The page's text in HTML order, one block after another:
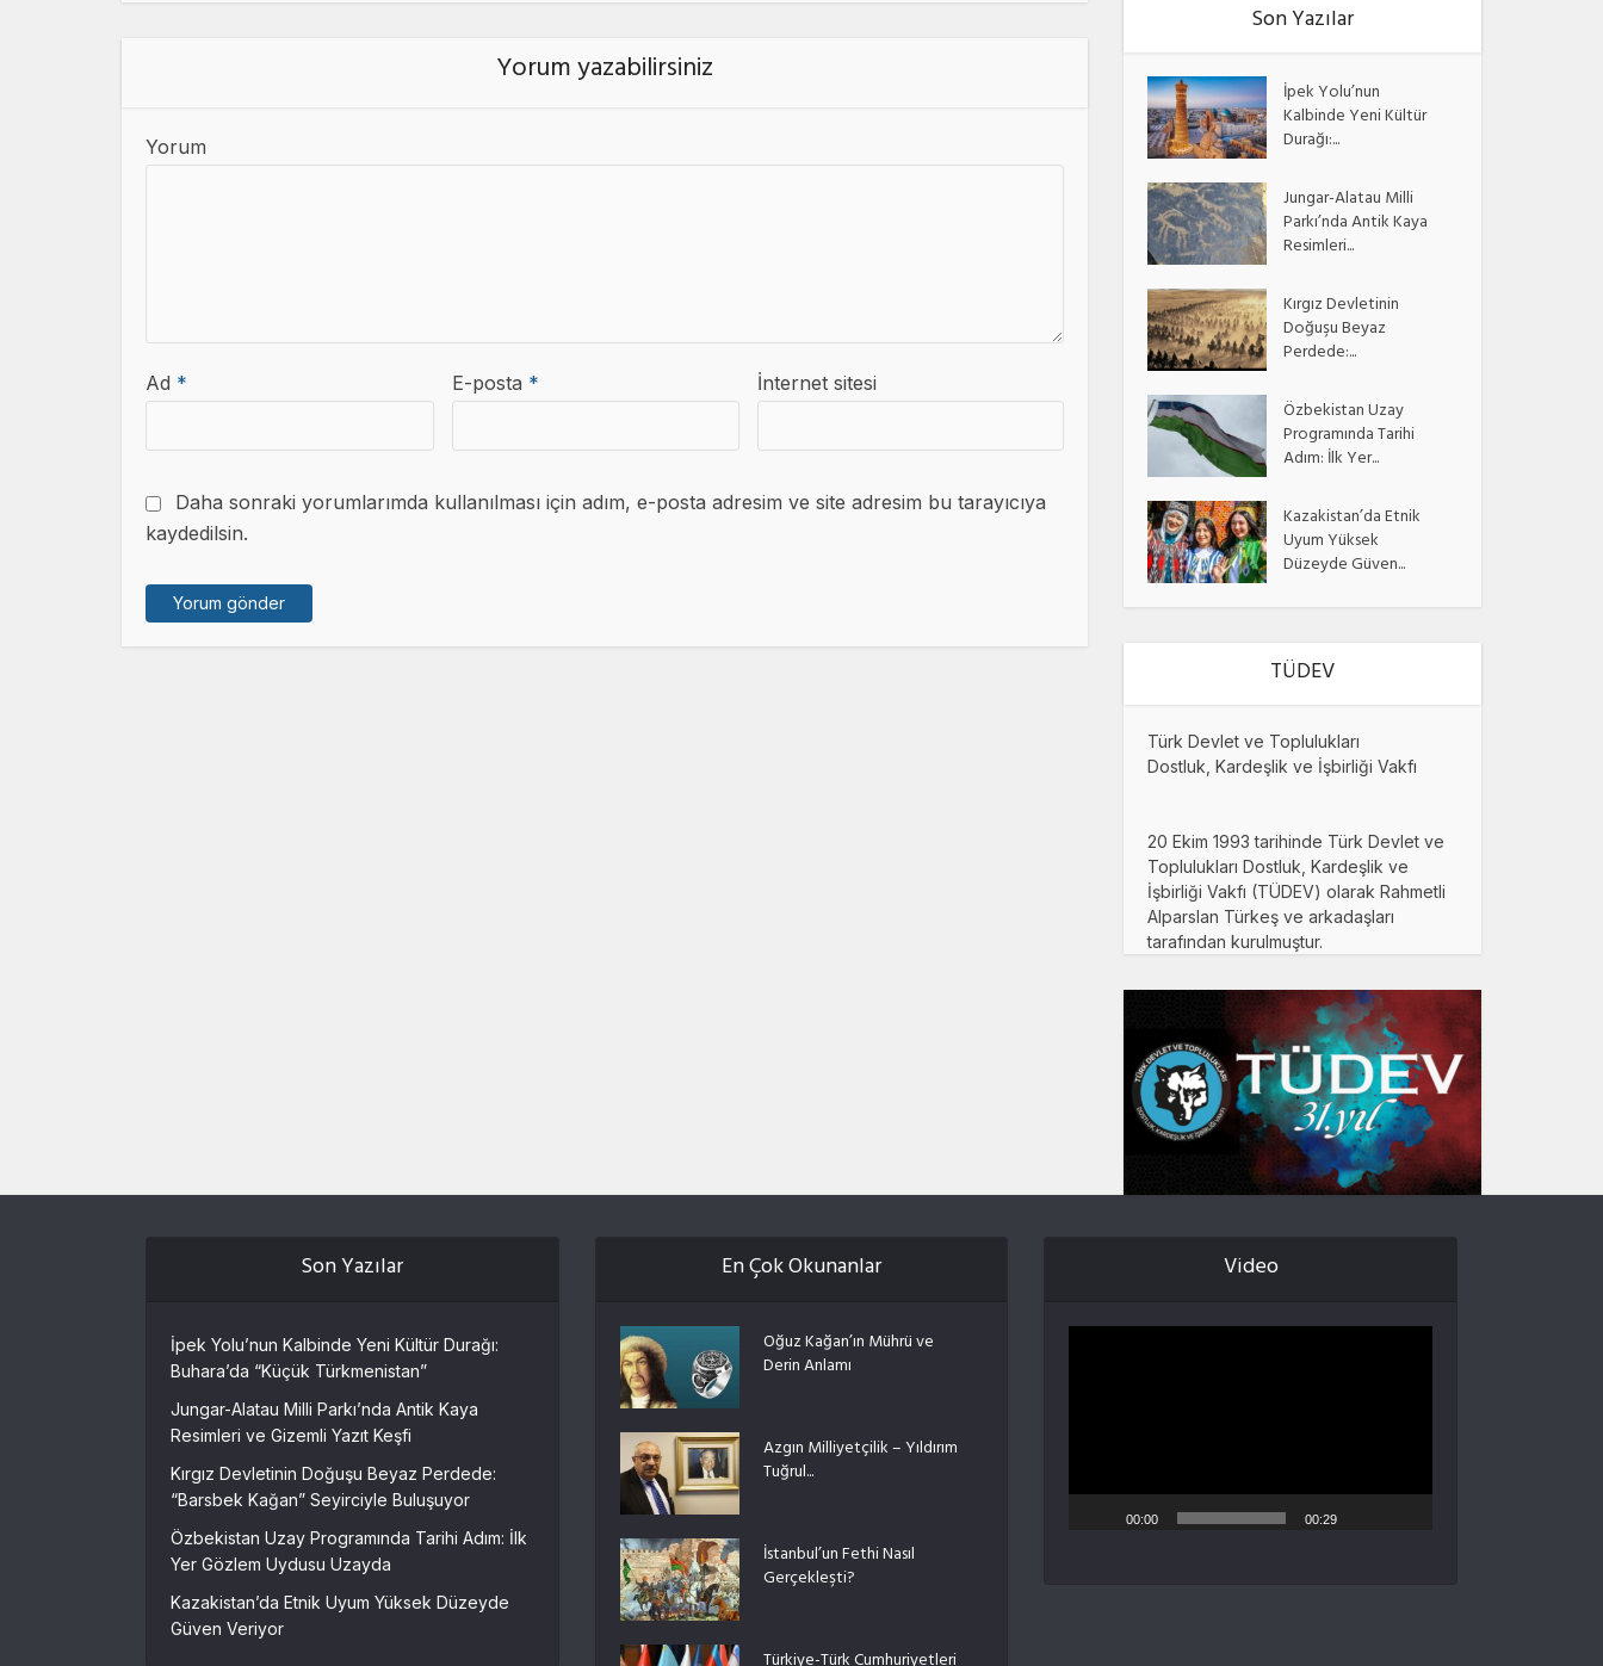
Yorum yazabilirsiniz
Yorum
Ad * E-posta * İnternet sitesi
Daha sonraki yorumlarımda kullanılması için adım, e-posta adresim ve site adresim bu tarayıcıya
kaydedilsin.
Son Yazılar
İpek Yolu’nun
Kalbinde Yeni Kültür
Durağı:...
Jungar-Alatau Milli
Parkı’nda Antik Kaya
Resimleri...
Kırgız Devletinin
Doğuşu Beyaz
Perdede:...
Özbekistan Uzay
Programında Tarihi
Adım: İlk Yer...
Kazakistan’da Etnik
Uyum Yüksek
Düzeyde Güven...
TÜDEV
Türk Devlet ve Toplulukları
Dostluk, Kardeşlik ve İşbirliği Vakfı
20 Ekim 1993 tarihinde Türk Devlet ve
Toplulukları Dostluk, Kardeşlik ve
İşbirliği Vakfı (TÜDEV) olarak Rahmetli
Alparslan Türkeş ve arkadaşları
tarafından kurulmuştur.
Son Yazılar
İpek Yolu’nun Kalbinde Yeni Kültür Durağı:
Buhara’da “Küçük Türkmenistan”
Jungar-Alatau Milli Parkı’nda Antik Kaya
Resimleri ve Gizemli Yazıt Keşfi
Kırgız Devletinin Doğuşu Beyaz Perdede:
“Barsbek Kağan” Seyirciyle Buluşuyor
Özbekistan Uzay Programında Tarihi Adım: İlk
Yer Gözlem Uydusu Uzayda
Kazakistan’da Etnik Uyum Yüksek Düzeyde
Güven Veriyor
En Çok Okunanlar
Oğuz Kağan’ın Mührü ve
Derin Anlamı
Azgın Milliyetçilik – Yıldırım
Tuğrul...
İstanbul’un Fethi Nasıl
Gerçekleşti?
Video
00:00 00:29